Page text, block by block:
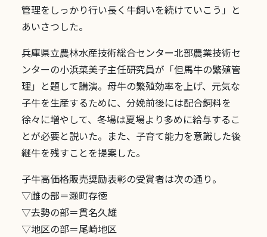
管理をしっかり行い長く牛飼いを続けていこう」と
あいさつした。
兵庫県立農林水産技術総合センター北部農業技術セ
ンターの小浜菜美子主任研究員が「但馬牛の繁殖管
理」と題して講演。母牛の繁殖効率を上げ、元気な
子牛を生産するために、分娩前後には配合飼料を
徐々に増やして、冬場は夏場より多めに給与するこ
とが必要と説いた。また、子育て能力を意識した後
継牛を残すことを提案した。
子牛高価格販売奨励表彰の受賞者は次の通り。
▽雌の部＝瀬町存徳
▽去勢の部＝貫名久雄
▽地区の部＝尾崎地区